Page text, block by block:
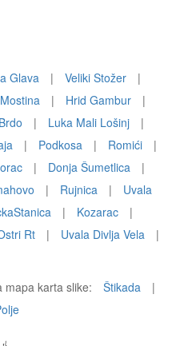
Glava | Veliki Stožer
|
Mostina | Hrid Gambur
|
| Luka Mali Lošinj
|
| Podkosa | Romići
|
| Donja Šumetlica
|
| Rujnica |
Uvala
| Kozarac
|
Rt | Uvala Divlja Vela
|
mapa karta slike:
Štikada
|